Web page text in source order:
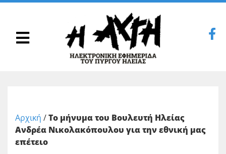
Αρχική /Το μήνυμα του Βουλευτή Ηλείας
Ανδρέα Νικολακόπουλου για την εθνική μας
επέτειο